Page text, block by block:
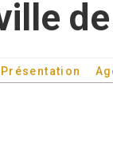
Présentation